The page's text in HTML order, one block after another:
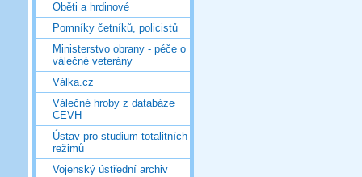
Oběti a hrdinové
Pomníky četníků, policistů
Ministerstvo obrany - péče o
válečné veterány
Válka.cz
Válečné hroby z databáze
CEVH
Ústav pro studium totalitních
režimů
Vojenský ústřední archiv